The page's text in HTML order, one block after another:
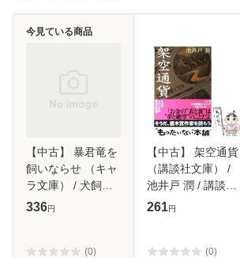
【中古】 暴君竜を
飼いならせ （キャ
ラ文庫） / 犬飼の
の / 徳間書店 [文
336円
(0)
今見ている商品
【中古】 架空通貨
（講談社文庫） /
池井戸 潤 / 講談社
[文庫]【メール便送
261円
(0)